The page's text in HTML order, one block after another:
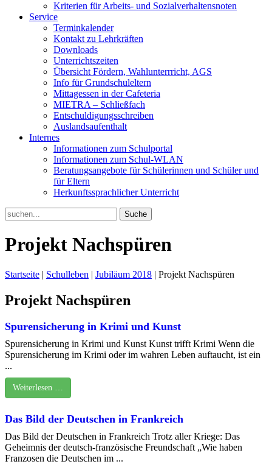
Kriterien für Arbeits- und Sozialverhaltensnoten
Service
Terminkalender
Kontakt zu Lehrkräften
Downloads
Unterrichtszeiten
Übersicht Fördern, Wahlunterrricht, AGS
Info für Grundschuleltern
Mittagessen in der Cafeteria
MIETRA – Schließfach
Entschuldigungsschreiben
Auslandsaufenthalt
Internes
Informationen zum Schulportal
Informationen zum Schul-WLAN
Beratungsangebote für Schülerinnen und Schüler und
für Eltern
Herkunftssprachlicher Unterricht
Search
for:
Projekt Nachspüren
Startseite | Schulleben | Jubiläum 2018 | Projekt Nachspüren
Projekt Nachspüren
Spurensicherung in Krimi und Kunst
Spurensicherung in Krimi und Kunst Kunst trifft Krimi Wenn die
Spurensicherung im Krimi oder im wahren Leben auftaucht, ist ein
...
Weiterlesen …
Das Bild der Deutschen in Frankreich
Das Bild der Deutschen in Frankreich Trotz aller Kriege: Das
Geheimnis der deutsch-französische Freundschaft „Wie haben
Franzosen die Deutschen im ...